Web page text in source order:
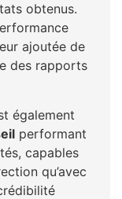
obtenus.
ajoutée de
des rapports
également
performant
capables
qu’avec